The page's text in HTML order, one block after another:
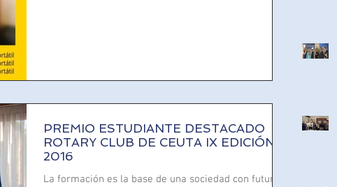
PREMIO ESTUDIANTE DESTACADO
ROTARY CLUB DE CEUTA IX EDICIÓN.
2016
La formación es la base de una sociedad con futuro,